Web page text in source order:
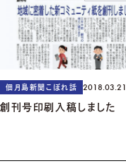
佃月島新聞こぼれ話 2018.03.21
創刊号印刷入稿しました